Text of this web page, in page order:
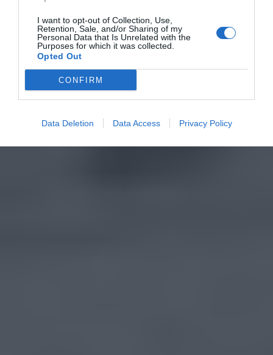
I want to opt-out of Collection, Use,
Retention, Sale, and/or Sharing of my
Personal Data that Is Unrelated with the
Purposes for which it was collected.
Opted Out
CONFIRM
Data Deletion Data Access Privacy Policy